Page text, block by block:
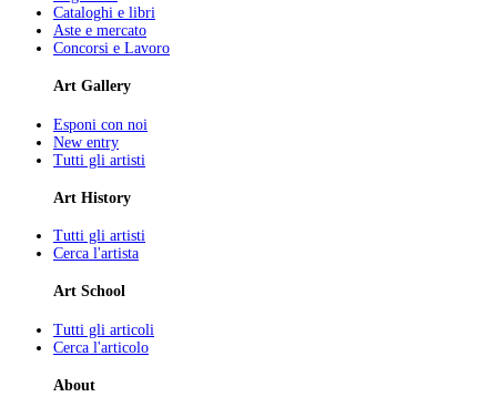
Cataloghi e libri
Aste e mercato
Concorsi e Lavoro
Art Gallery
Esponi con noi
New entry
Tutti gli artisti
Art History
Tutti gli artisti
Cerca l'artista
Art School
Tutti gli articoli
Cerca l'articolo
About